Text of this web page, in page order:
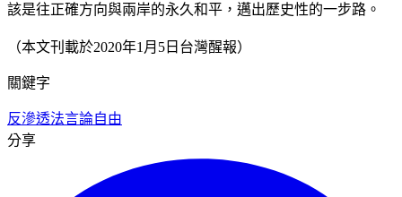
該是往正確方向與兩岸的永久和平，邁出歷史性的一步路。
（本文刊載於2020年1月5日台灣醒報）
關鍵字
反滲透法言論自由
分享